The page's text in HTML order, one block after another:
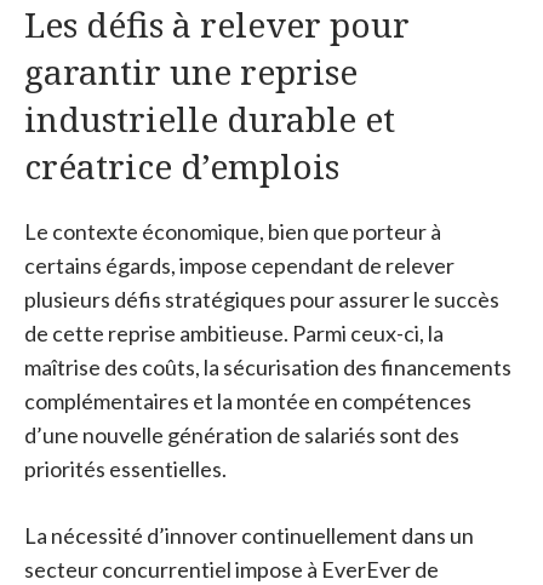
Les défis à relever pour
garantir une reprise
industrielle durable et
créatrice d’emplois
Le contexte économique, bien que porteur à
certains égards, impose cependant de relever
plusieurs défis stratégiques pour assurer le succès
de cette reprise ambitieuse. Parmi ceux-ci, la
maîtrise des coûts, la sécurisation des financements
complémentaires et la montée en compétences
d’une nouvelle génération de salariés sont des
priorités essentielles.
La nécessité d’innover continuellement dans un
secteur concurrentiel impose à EverEver de